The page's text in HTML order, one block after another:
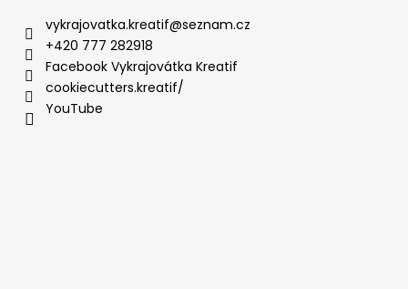
vykrajovatka.kreatif@seznam.cz
+420 777 282918
Facebook Vykrajovátka Kreatif
cookiecutters.kreatif/
YouTube